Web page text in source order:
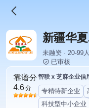
新疆华
未融资 · 20-99
已审核
靠谱分
4.6分
智联 x 芝麻企业信
专精特新企业
科技型中小企业